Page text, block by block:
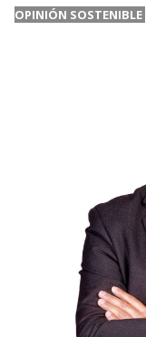
OPINIÓN SOSTENIBLE